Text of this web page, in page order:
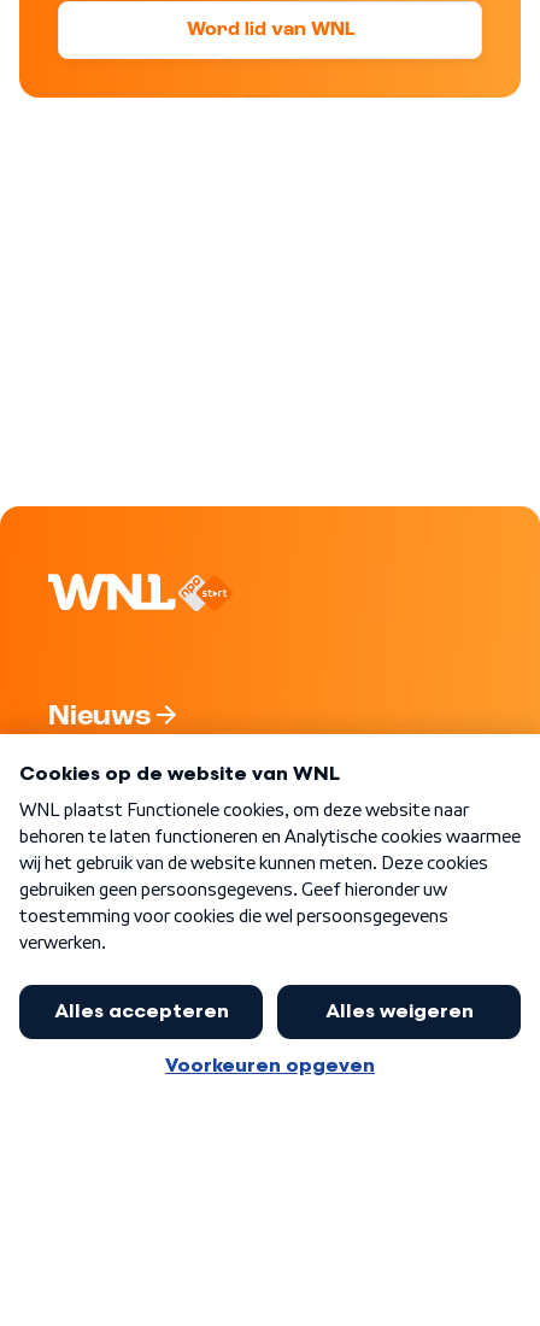
Word lid van WNL
Nieuws
Nieuwsbrief
Word Lid